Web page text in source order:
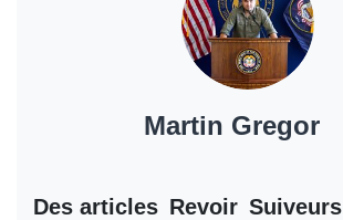
Martin Gregor
Des articles Revoir Suiveurs